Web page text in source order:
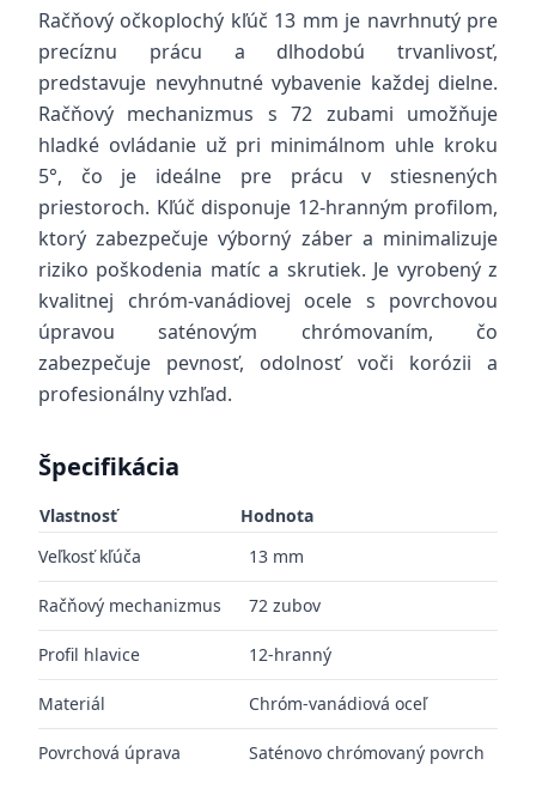
Račňový očkoplochý kľúč 13 mm je navrhnutý pre
precíznu prácu a dlhodobú trvanlivosť,
predstavuje nevyhnutné vybavenie každej dielne.
Račňový mechanizmus s 72 zubami umožňuje
hladké ovládanie už pri minimálnom uhle kroku
5°, čo je ideálne pre prácu v stiesnených
priestoroch. Kľúč disponuje 12-hranným profilom,
ktorý zabezpečuje výborný záber a minimalizuje
riziko poškodenia matíc a skrutiek. Je vyrobený z
kvalitnej chróm-vanádiovej ocele s povrchovou
úpravou saténovým chrómovaním, čo
zabezpečuje pevnosť, odolnosť voči korózii a
profesionálny vzhľad.
Špecifikácia
Vlastnosť
Hodnota
Veľkosť kľúča
13 mm
Račňový mechanizmus 72 zubov
Profil hlavice 12-hranný
Materiál Chróm-vanádiová oceľ
Povrchová úprava Saténovo chrómovaný povrch